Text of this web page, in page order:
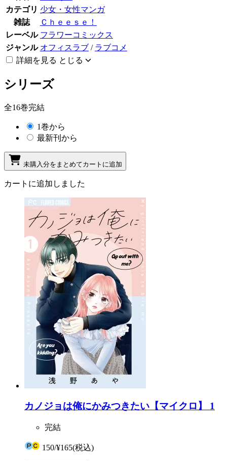
カテゴリ 少女・女性マンガ
雑誌
Ｃｈｅｅｓｅ！
レーベル フラワーコミックス
ジャンル オフィスラブ / ラブコメ
詳細を見る とじる
シリーズ
全16巻完結
1巻から
最新刊から
未購入分をまとめてカートに追加
カートに追加しました
カノジョは俺にかみつきたい【マイクロ】 1
完結
150/¥165(税込)